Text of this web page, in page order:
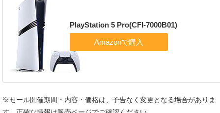
PlayStation 5 Pro(CFI-7000B01)
※セール開催期間・内容・価格は、予告なく変更となる場合がありま